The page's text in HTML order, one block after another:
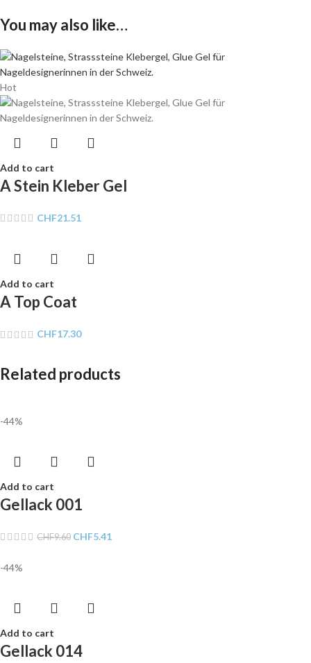
You may also like…
Hot
Add to cart
A Stein Kleber Gel
CHF21.51
Add to cart
A Top Coat
CHF17.30
Related products
-44%
Add to cart
Gellack 001
CHF9.60 CHF5.41
-44%
Add to cart
Gellack 014